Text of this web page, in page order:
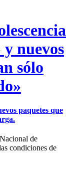
nuevos
sólo
paquetes que
de
condiciones de